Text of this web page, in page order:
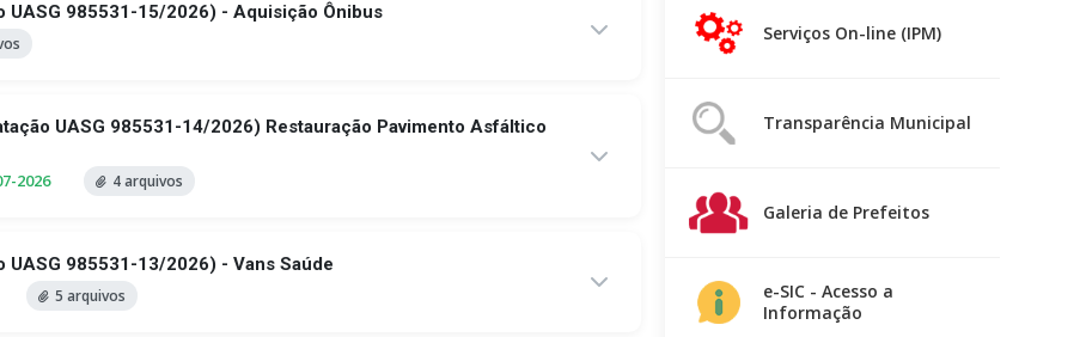
985531-15/2026) - Aquisição Ônibus
UASG 985531-14/2026) Restauração Pavimento Asfáltico
2026
4 arquivos
985531-13/2026) - Vans Saúde
5 arquivos
Serviços On-line (IPM)
Transparência Municipal
Galeria de Prefeitos
e-SIC - Acesso a
Informação